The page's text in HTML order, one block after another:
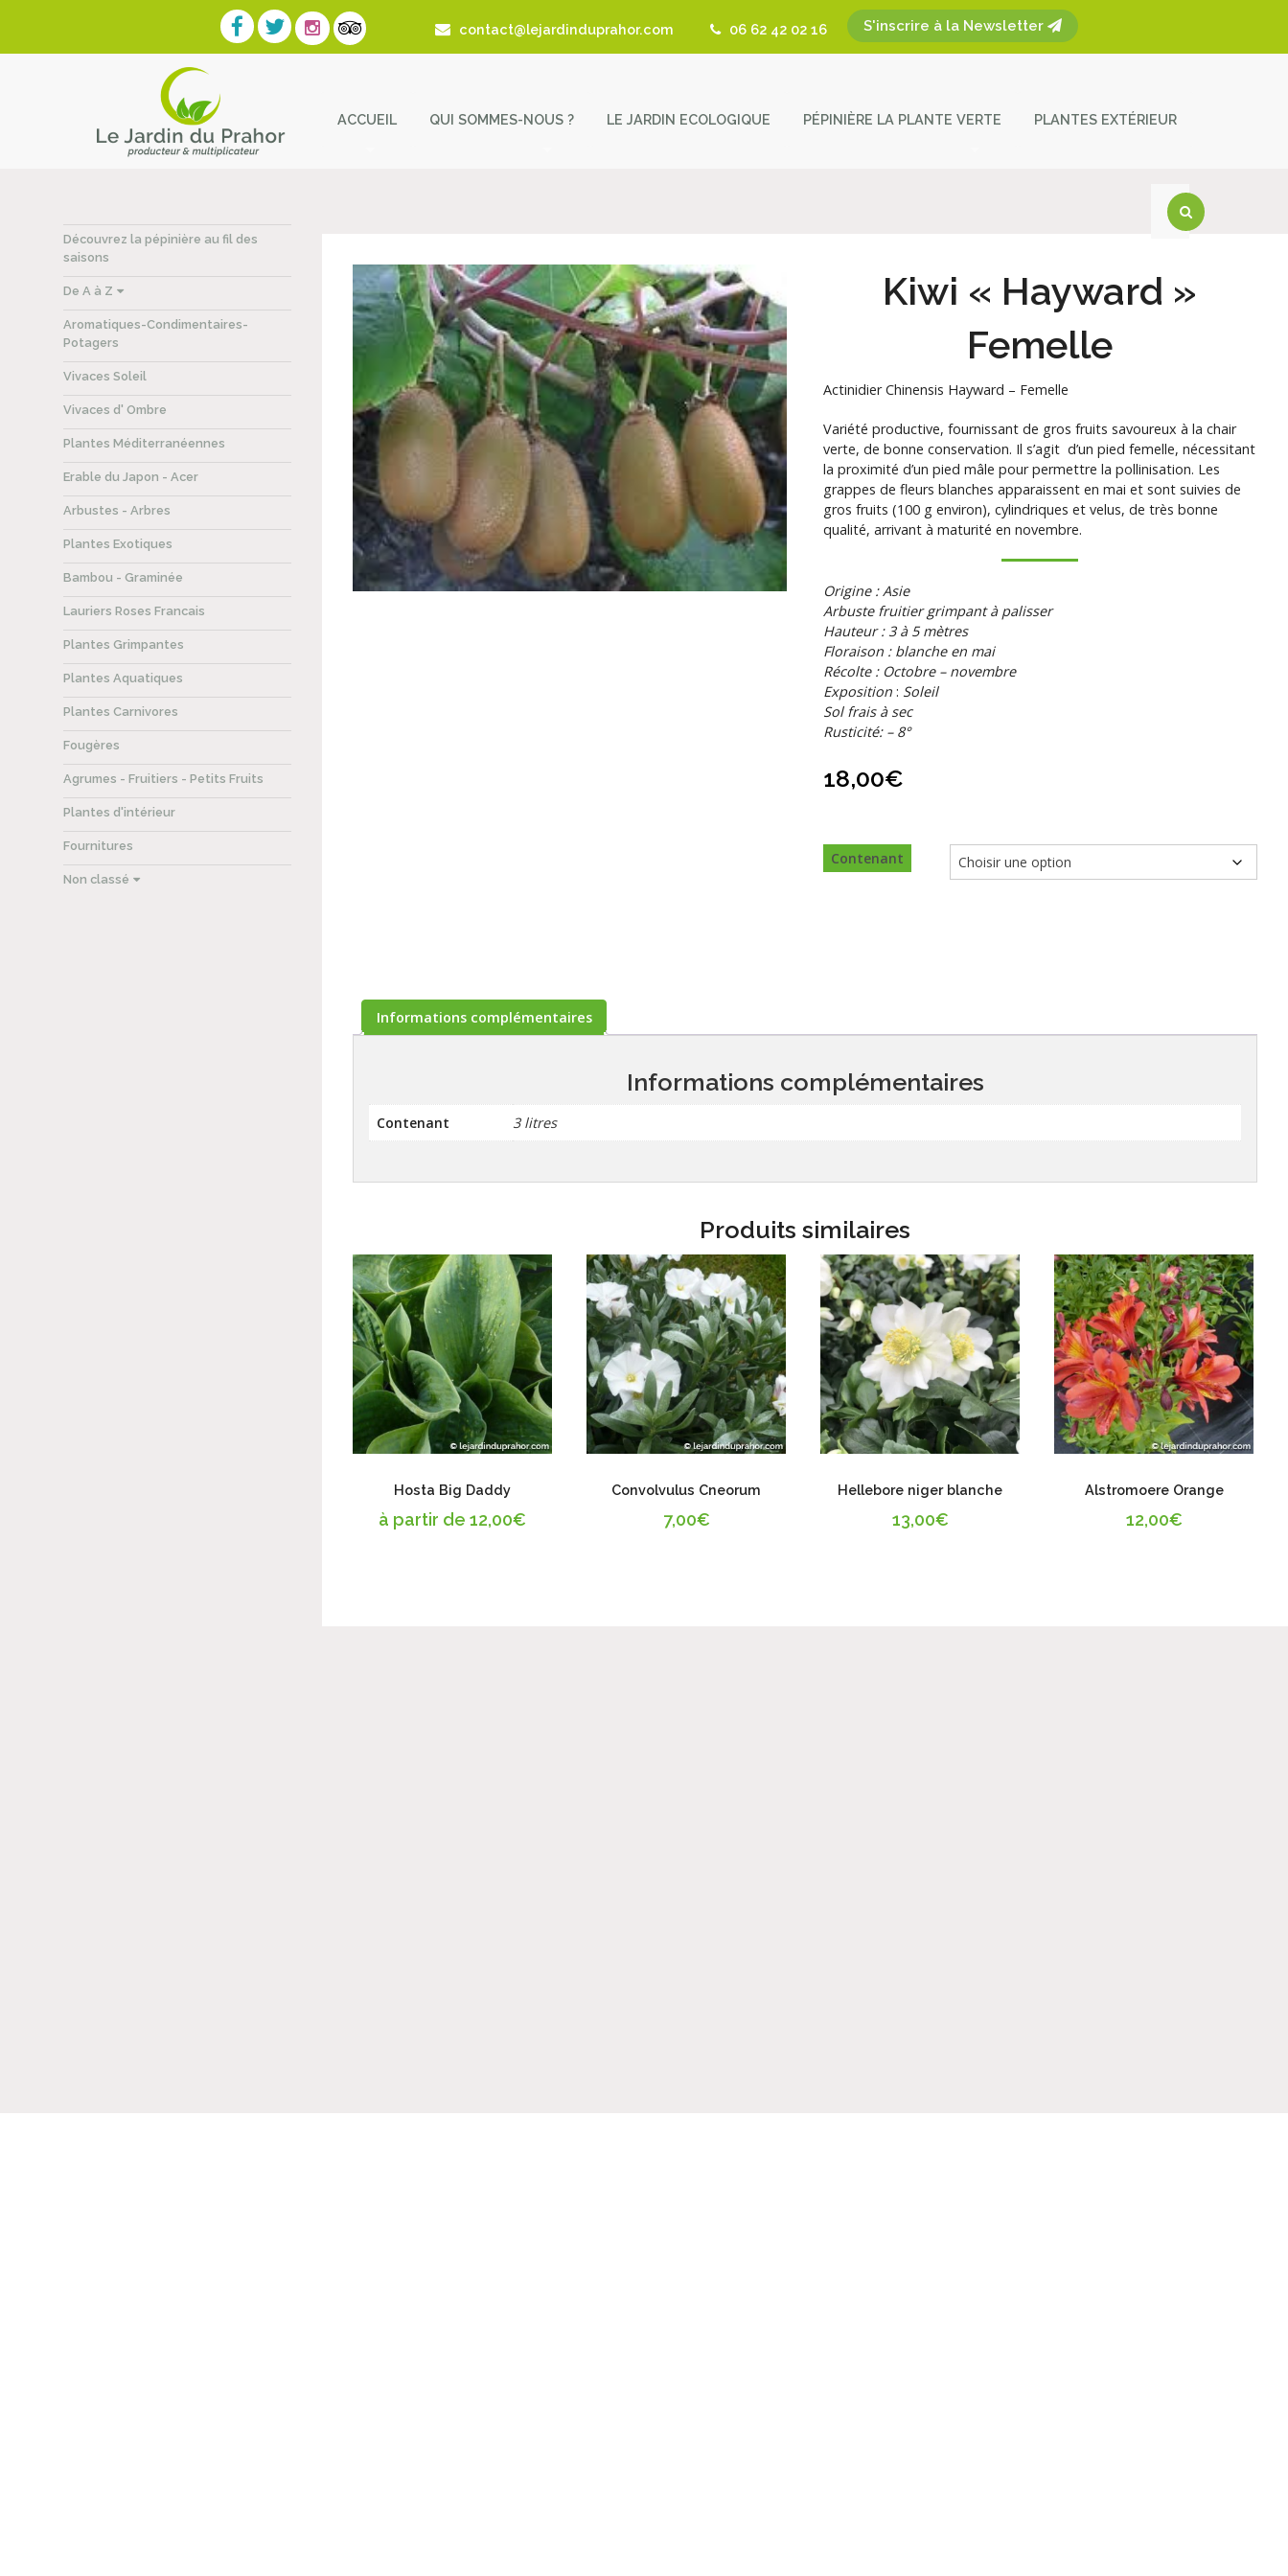
contact@lejardinduprahor.com 06 62 42 02 16 S'inscrire à la Newsletter
ACCUEIL QUI SOMMES-NOUS ?
Actualités
Revue de presse
Coup de Coeur – Liens utiles
LE JARDIN ECOLOGIQUE PÉPINIÈRE LA PLANTE VERTE PLANTES EXTÉRIEUR
Découvrez la pépinière au fil des
saisons
De A à Z
Aromatiques-Condimentaires-
Potagers
Vivaces Soleil
Vivaces d' Ombre
Plantes Méditerranéennes
Erable du Japon - Acer
Arbustes - Arbres
Plantes Exotiques
Bambou - Graminée
Lauriers Roses Francais
Plantes Grimpantes
Plantes Aquatiques
Plantes Carnivores
Fougères
Agrumes - Fruitiers - Petits Fruits
Plantes d'intérieur
Fournitures
Non classé
Kiwi « Hayward »
Femelle
Actinidier Chinensis Hayward – Femelle
Variété productive, fournissant de gros fruits savoureux à la chair
verte, de bonne conservation. Il s’agit d’un pied femelle, nécessitant
la proximité d’un pied mâle pour permettre la pollinisation. Les
grappes de fleurs blanches apparaissent en mai et sont suivies de
gros fruits (100 g environ), cylindriques et velus, de très bonne
qualité, arrivant à maturité en novembre.
Origine : Asie
Arbuste fruitier grimpant à palisser
Hauteur : 3 à 5 mètres
Floraison : blanche en mai
Récolte : Octobre – novembre
Exposition: Soleil
Sol frais à sec
Rusticité: – 8°
18,00€
Contenant
Informations complémentaires
Informations complémentaires
Contenant 3 litres
Produits similaires
Hosta Big Daddy
à partir de12,00€
Convolvulus Cneorum
7,00€
Hellebore niger blanche
13,00€
Alstromoere Orange
12,00€